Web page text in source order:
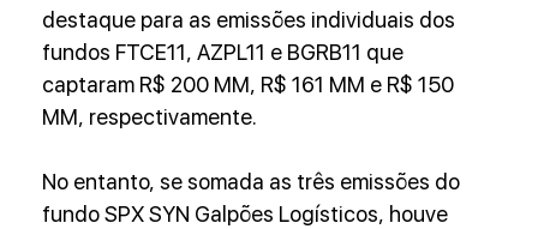
destaque para as emissões individuais dos
fundos FTCE11, AZPL11 e BGRB11 que
captaram R$ 200 MM, R$ 161 MM e R$ 150
MM, respectivamente.
No entanto, se somada as três emissões do
fundo SPX SYN Galpões Logísticos, houve